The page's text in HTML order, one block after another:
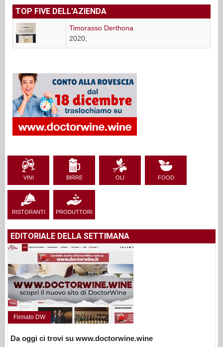
TOP FIVE DELL'AZIENDA
Timorasso Derthona
2020,
VINI BIRRE OLI FOOD
RISTORANTI PRODUTTORI
EDITORIALE DELLA SETTIMANA
Firmato DW
Da oggi ci trovi su www.doctorwine.wine